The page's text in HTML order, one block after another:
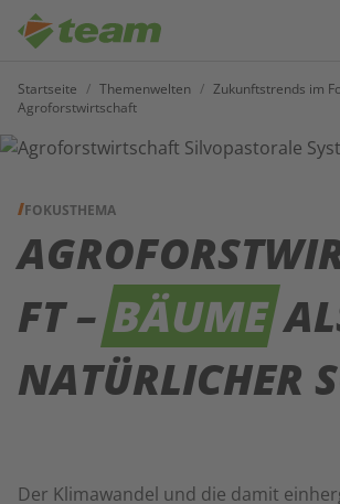
Startseite / Themenwelten / Zukunftstrends im
Agroforstwirtschaft
FOKUSTHEMA
FT –BÄUME
NATÜRLICHER
Der Klimawandel und die damit